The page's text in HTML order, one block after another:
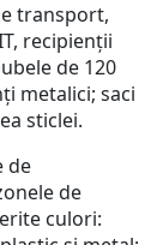
transport,
recipienții
de 120
metalici; saci
sticlei.
de
de
culori: